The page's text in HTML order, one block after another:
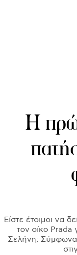
Η
Είστε έτοιμοι να
τον οίκο Prada
Σελήνη; Σύμφωνα